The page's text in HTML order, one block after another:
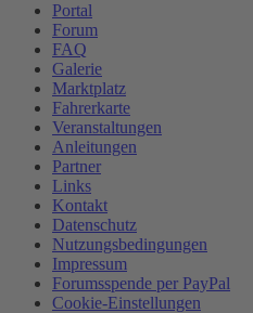
Portal
Forum
FAQ
Galerie
Marktplatz
Fahrerkarte
Veranstaltungen
Anleitungen
Partner
Links
Kontakt
Datenschutz
Nutzungsbedingungen
Impressum
Forumsspende per PayPal
Cookie-Einstellungen